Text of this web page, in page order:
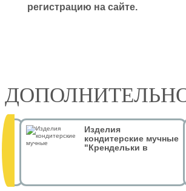
регистрацию на сайте.
Изделия
кондитерские мучные
"Крендельки в